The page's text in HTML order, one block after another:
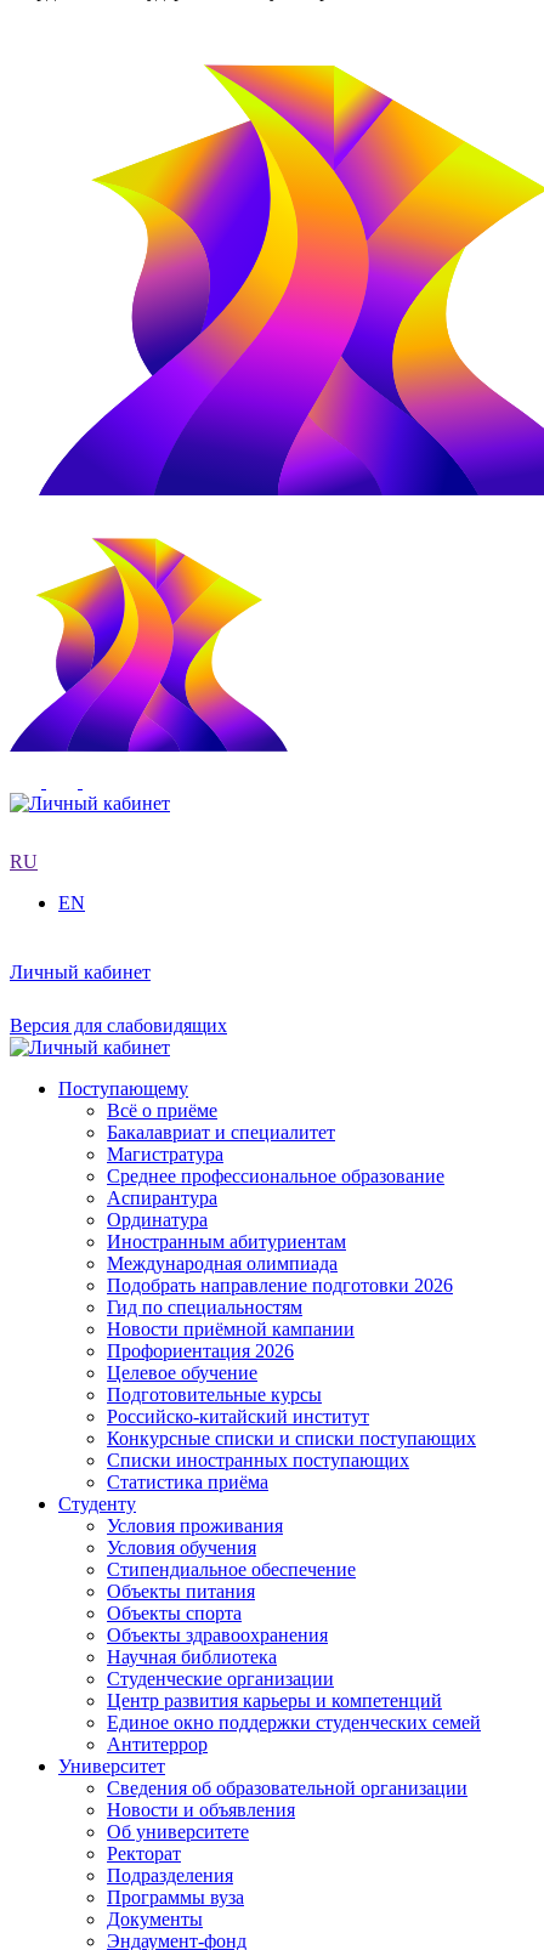
RU
EN
Личный кабинет
Версия для слабовидящих
Поступающему
Всё о приёме
Бакалавриат и специалитет
Магистратура
Среднее профессиональное образование
Аспирантура
Ординатура
Иностранным абитуриентам
Международная олимпиада
Подобрать направление подготовки 2026
Гид по специальностям
Новости приёмной кампании
Профориентация 2026
Целевое обучение
Подготовительные курсы
Российско-китайский институт
Конкурсные списки и списки поступающих
Списки иностранных поступающих
Статистика приёма
Студенту
Условия проживания
Условия обучения
Стипендиальное обеспечение
Объекты питания
Объекты спорта
Объекты здравоохранения
Научная библиотека
Студенческие организации
Центр развития карьеры и компетенций
Единое окно поддержки студенческих семей
Антитеррор
Университет
Сведения об образовательной организации
Новости и объявления
Об университете
Ректорат
Подразделения
Программы вуза
Документы
Эндаумент-фонд